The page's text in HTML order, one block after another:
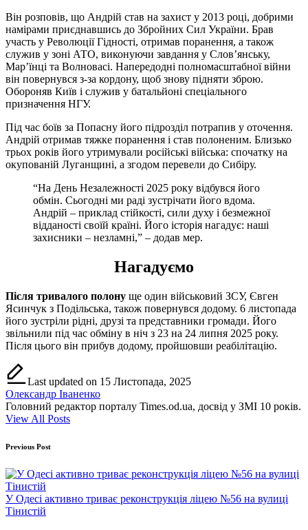
Він розповів, що Андрій став на захист у 2013 році, добрими
намірами приєднавшись до Збройних Сил України. Брав
участь у Революції Гідності, отримав поранення, а також
служив у зоні АТО, виконуючи завдання у Слов’янську,
Мар’їнці та Волновасі. Напередодні полномасштабної війни
він повернувся з-за кордону, щоб знову підняти зброю.
Обороняв Київ і служив у батальйоні спеціального
призначення НГУ.
Під час боїв за Попасну його підрозділ потрапив у оточення.
Андрій отримав тяжке поранення і став полоненим. Близько
трьох років його утримували російські війська: спочатку на
окупованій Луганщині, а згодом перевели до Сибіру.
“На День Незалежності 2025 року відбувся його
обмін. Сьогодні ми раді зустрічати його вдома.
Андрій – приклад стійкості, сили духу і безмежної
відданості своїй країні. Його історія нагадує: наші
захисники – незламні,” – додав мер.
Нагадуємо
Після тривалого полону ще один військовий ЗСУ, Євген
Ясинчук з Подільська, також повернувся додому. 6 листопада
його зустріли рідні, друзі та представники громади. Його
звільнили під час обміну в ніч з 23 на 24 липня 2025 року.
Після цього він прибув додому, пройшовши реабілітацію.
Last updated on 15 Листопада, 2025
Олександр Іваненко
Головний редактор порталу Times.od.ua, досвід у ЗМІ 10 років.
View All Posts
Post
navigation
Previous Post
У Одесі активно триває реконструкція ліцею №56 на вулиці
Тінистій